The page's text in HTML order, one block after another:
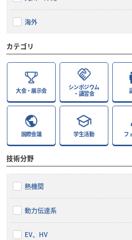
海外
カテゴリ
大会・展示会
シンポジウム
・講習会
国際会議 学生活動 フ
技術分野
熱機関
動力伝達系
EV、HV